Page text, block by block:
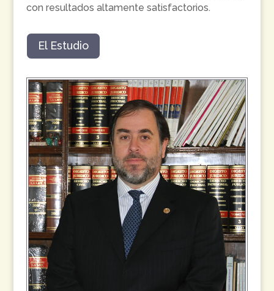
con resultados altamente satisfactorios.
El Estudio